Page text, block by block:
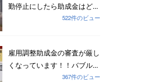
勤停止にしたら助成金はど...
522件のビュー
雇用調整助成金の審査が厳し
くなっています！！バブル...
367件のビュー